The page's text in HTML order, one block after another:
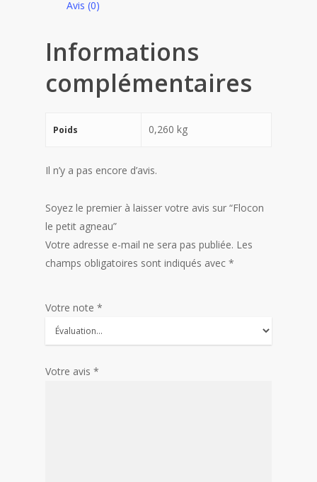
Avis (0)
Informations
complémentaires
Poids 0,260 kg
Il n’y a pas encore d’avis.
Soyez le premier à laisser votre avis sur “Flocon
le petit agneau”
Votre adresse e-mail ne sera pas publiée. Les
champs obligatoires sont indiqués avec *
Votre note *
Votre avis *